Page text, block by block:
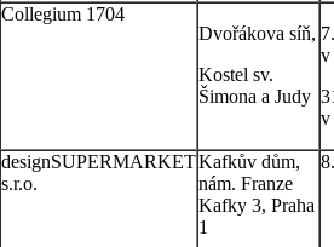
Collegium 1704
Dvořákova síň,
Kostel sv.
Šimona a Judy
v
v
designSUPERMARKET
s.r.o.
Kafkův dům,
nám. Franze
Kafky 3, Praha
1